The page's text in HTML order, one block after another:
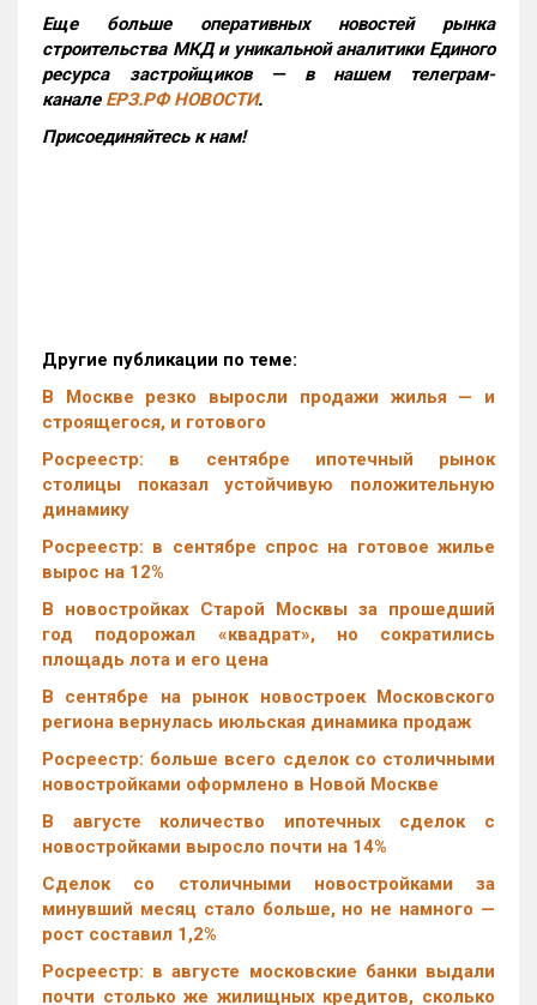
Еще больше оперативных новостей рынка
строительства МКД и уникальной аналитики Единого
ресурса застройщиков — в нашем телеграм-
канале ЕРЗ.РФ НОВОСТИ.
Присоединяйтесь к нам!
Другие публикации по теме:
В Москве резко выросли продажи жилья — и
строящегося, и готового
Росреестр: в сентябре ипотечный рынок
столицы показал устойчивую положительную
динамику
Росреестр: в сентябре спрос на готовое жилье
вырос на 12%
В новостройках Старой Москвы за прошедший
год подорожал «квадрат», но сократились
площадь лота и его цена
В сентябре на рынок новостроек Московского
региона вернулась июльская динамика продаж
Росреестр: больше всего сделок со столичными
новостройками оформлено в Новой Москве
В августе количество ипотечных сделок с
новостройками выросло почти на 14%
Cделок со столичными новостройками за
минувший месяц стало больше, но не намного —
рост составил 1,2%
Росреестр: в августе московские банки выдали
почти столько же жилищных кредитов, сколько